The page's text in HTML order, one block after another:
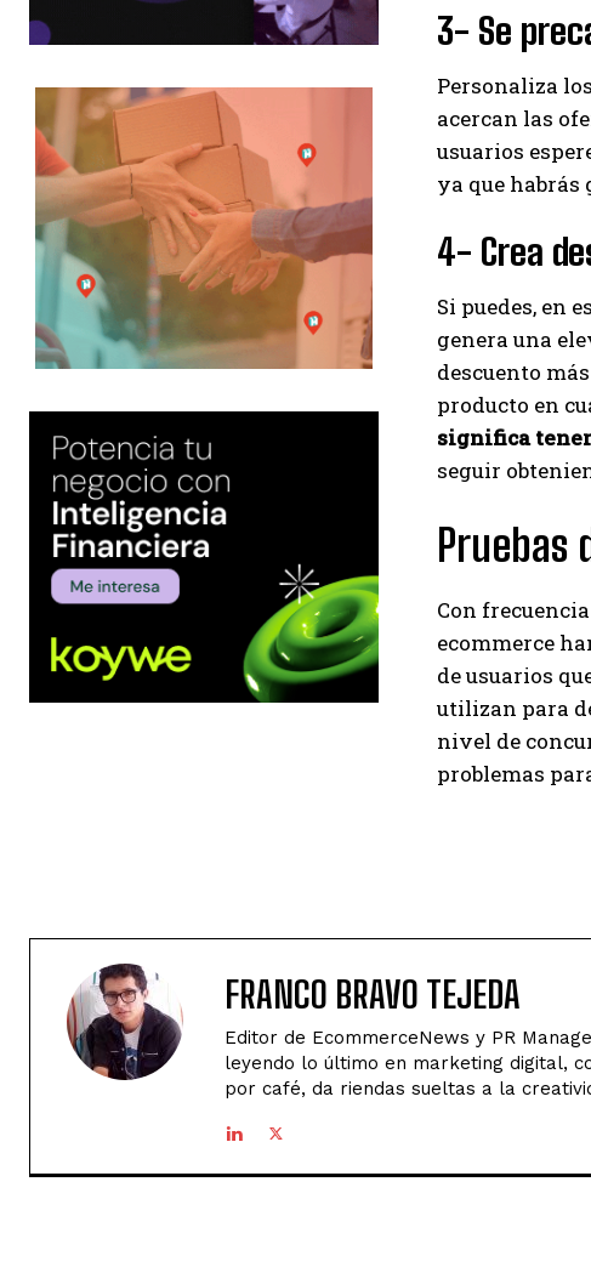
3- Se
Personaliza
acercan las
usuarios
ya que habrás
4- Crea
Si puedes, en
genera una
descuento
producto en
significa
seguir
Pruebas
Con
ecommerce
de usuarios
utilizan para
nivel de
problemas
FRANCO BRAVO TEJEDA
Editor de EcommerceNews y PR
leyendo lo último en marketing digital,
por café, da riendas sueltas a la